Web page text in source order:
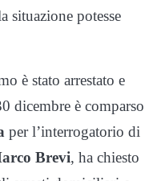
situazione potesse
è stato arrestato e
dicembre è comparso
per l’interrogatorio di
Brevi, ha chiesto